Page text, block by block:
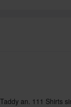
an. 111 Shirts